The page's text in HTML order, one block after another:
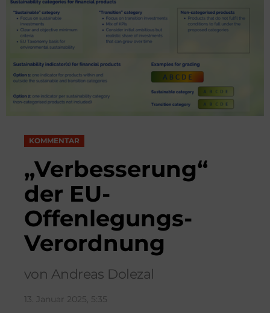
KOMMENTAR
„Verbesserung“
der EU-
Offenlegungs-
Verordnung
von Andreas Dolezal
13. Januar 2025, 5:35